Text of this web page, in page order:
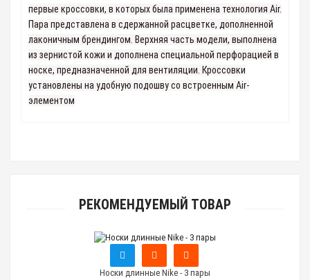
первые кроссовки, в которых была применена технология Air.
Пара представлена в сдержанной расцветке, дополненной
лаконичным брендингом. Верхняя часть модели, выполнена
из зернистой кожи и дополнена специальной перфорацией в
носке, предназначенной для вентиляции. Кроссовки
установлены на удобную подошву со встроенным Air-
элементом
РЕКОМЕНДУЕМЫЙ ТОВАР
Носки длинные Nike - 3 пары